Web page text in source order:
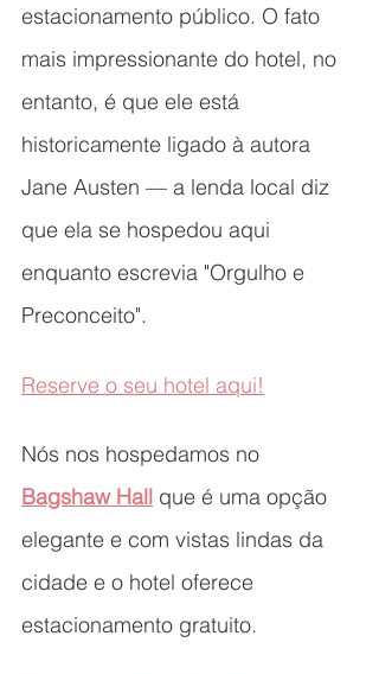
estacionamento público. O fato
mais impressionante do hotel, no
entanto, é que ele está
historicamente ligado à autora
Jane Austen — a lenda local diz
que ela se hospedou aqui
enquanto escrevia "Orgulho e
Preconceito".
Reserve o seu hotel aqui!
Nós nos hospedamos no
Bagshaw Hall que é uma opção
elegante e com vistas lindas da
cidade e o hotel oferece
estacionamento gratuito.